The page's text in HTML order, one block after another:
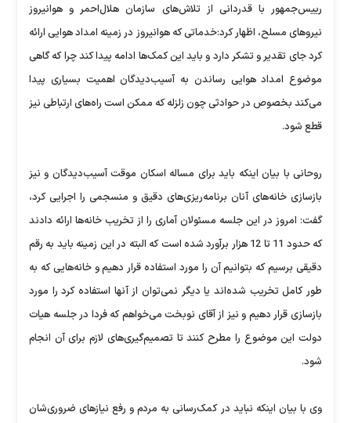
رییس‌جمهور با قدردانی از تلاش‌های سازمان هلال‌احمر و هوانیروز
نیروهای مسلح، اظهار کرد:خدماتی که هوانیروز در زمینه امداد هوایی ارائه
کرد جای تقدیر و تشکر دارد و باید این کمک‌ها ادامه پیدا کند چرا که گاهی
موضوع امداد هوایی رساندن به آسیب‌دیدگان اهمیت بسیاری پیدا
می‌کند بخصوص در حوادثی چون زلزله که ممکن است راه‌های ارتباطی نیز
قطع شود.
روحانی با بیان اینکه باید برای مساله اسکان موقت آسیب‌دیدگان و نیز
بازسازی خانه‌های آنان برنامه‌ریزی‌های دقیق و منسجمی را اجرایی کرد،
گفت: امروز در این جلسه مسئولان آماری را از تخریب خانه‌ها ارائه دادند
که حدود 11 تا 12 هزار برآورد شده است که البته در این زمینه باید به رقم
دقیقی برسیم که بتوانیم آن را مورد استفاده قرار دهیم و خانه‌هایی که به
طور کامل تخریب شده‌اند یا دیگر نمی‌توان از آنها استفاده کرد را مورد
بازسازی قرار دهیم و نیز از آقای نوبخت می‌خواهم که فردا در جلسه هیات
دولت این موضوع را مطرح کنند تا تصمیم‌گیری‌های لازم برای آن انجام
شود.
وی با بیان اینکه نباید در کمک‌رسانی به مردم و رفع نیازهای ضروری‌شان